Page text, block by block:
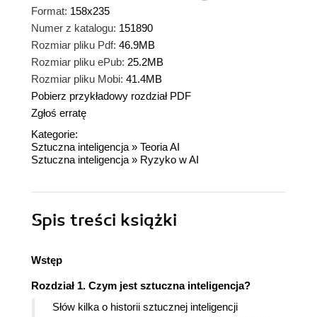
Format: 158x235
Numer z katalogu: 151890
Rozmiar pliku Pdf: 46.9MB
Rozmiar pliku ePub: 25.2MB
Rozmiar pliku Mobi: 41.4MB
Pobierz przykładowy rozdział PDF
Zgłoś erratę
Kategorie:
Sztuczna inteligencja» Teoria AI
Sztuczna inteligencja» Ryzyko w AI
Spis treści książki
Wstęp
Rozdział 1. Czym jest sztuczna inteligencja?
Słów kilka o historii sztucznej inteligencji